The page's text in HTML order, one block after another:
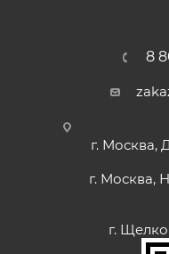
8
г. Москва,
г. Москва,
г.